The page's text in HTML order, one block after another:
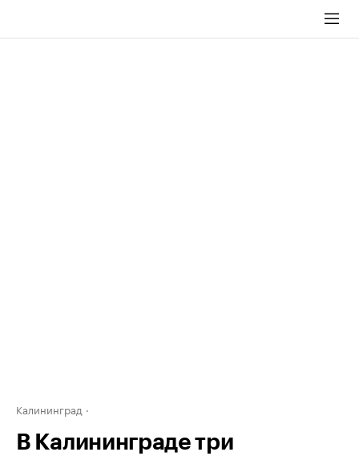
Калининград
В Калининграде три